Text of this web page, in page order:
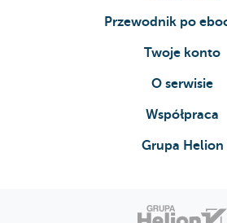
Przewodnik po
Twoje konto
O serwisie
Współpraca
Grupa Helion